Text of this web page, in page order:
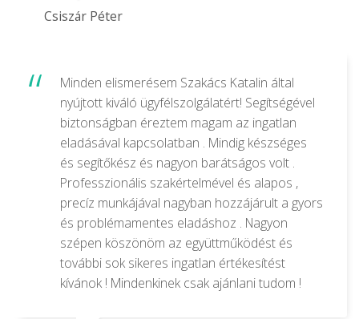
Csiszár Péter
Minden elismerésem Szakács Katalin által
nyújtott kiváló ügyfélszolgálatért! Segítségével
biztonságban éreztem magam az ingatlan
eladásával kapcsolatban . Mindig készséges
és segítőkész és nagyon barátságos volt .
Professzionális szakértelmével és alapos ,
precíz munkájával nagyban hozzájárult a gyors
és problémamentes eladáshoz . Nagyon
szépen köszönöm az együttműködést és
további sok sikeres ingatlan értékesítést
kívánok ! Mindenkinek csak ajánlani tudom !